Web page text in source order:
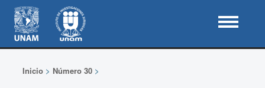
Inicio> Número 30>